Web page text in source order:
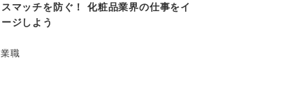
スマッチを防ぐ！ 化粧品業界の仕事をイ
ジしよう
職